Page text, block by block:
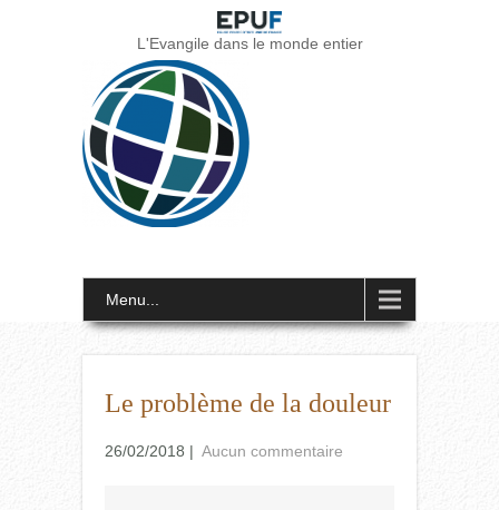
L'Evangile dans le monde entier
Menu...
Le problème de la douleur
26/02/2018 | Aucun commentaire